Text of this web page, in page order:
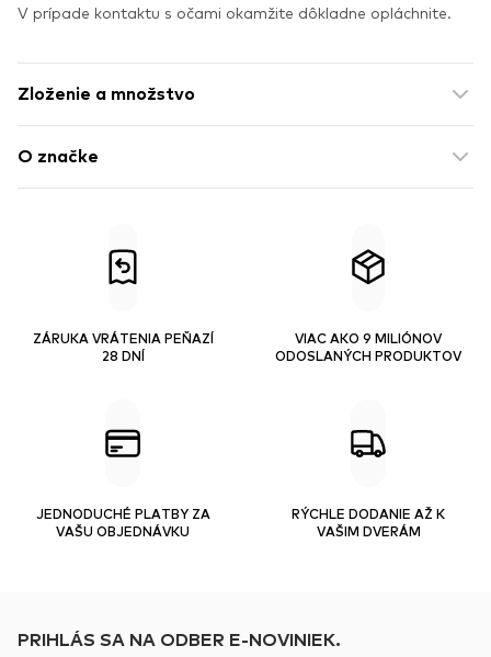
V prípade kontaktu s očami okamžite dôkladne opláchnite.
Zloženie a množstvo
O značke
ZÁRUKA VRÁTENIA PEŇAZÍ
28 DNÍ
VIAC AKO 9 MILIÓNOV
ODOSLANÝCH PRODUKTOV
JEDNODUCHÉ PLATBY ZA
VAŠU OBJEDNÁVKU
RÝCHLE DODANIE AŽ K
VAŠIM DVERÁM
PRIHLÁS SA NA ODBER E-NOVINIEK.